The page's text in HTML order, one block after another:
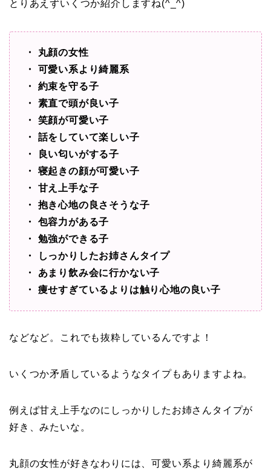
とりあえずいくつか紹介しますね(^_^)
・ 丸顔の女性
・ 可愛い系より綺麗系
・ 約束を守る子
・ 素直で頭が良い子
・ 笑顔が可愛い子
・ 話をしていて楽しい子
・ 良い匂いがする子
・ 寝起きの顔が可愛い子
・ 甘え上手な子
・ 抱き心地の良さそうな子
・ 包容力がある子
・ 勉強ができる子
・ しっかりしたお姉さんタイプ
・ あまり飲み会に行かない子
・ 痩せすぎているよりは触り心地の良い子
などなど。これでも抜粋しているんですよ！
いくつか矛盾しているようなタイプもありますよね。
例えば甘え上手なのにしっかりしたお姉さんタイプが
好き、みたいな。
丸顔の女性が好きなわりには、可愛い系より綺麗系が